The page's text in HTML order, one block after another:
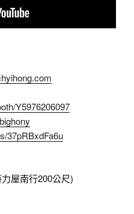
Y5976206097
37pRBxdFa6u
屋南行200公尺)